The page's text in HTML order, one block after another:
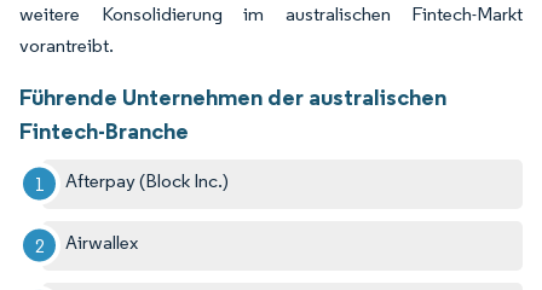
weitere Konsolidierung im australischen Fintech-Markt
vorantreibt.
Führende Unternehmen der australischen
Fintech-Branche
Afterpay (Block Inc.)
Airwallex